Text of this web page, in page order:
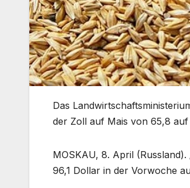
Das
der Zoll auf Mais von 65,8
MOSKAU, 8. April
96,1 Dollar in der Vorwoche